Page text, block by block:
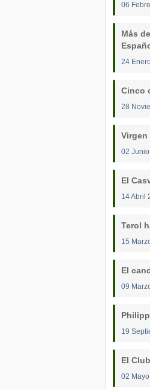
06
Más
24
Cinco
28
Virgen
02
El
14 Abril
Terol
15
El
09
19
El
02